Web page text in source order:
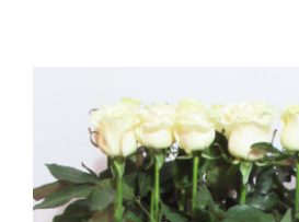
Tulipanes
Orquídeas